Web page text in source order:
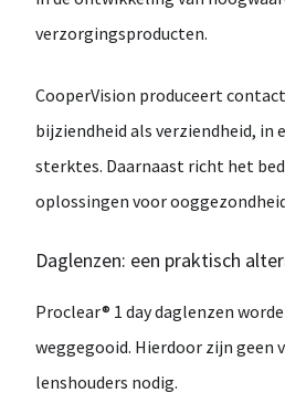
verzorgingsproducten.
CooperVision produceert
bijziendheid als verziendheid, in
sterktes. Daarnaast richt het
oplossingen voor
Daglenzen: een praktisch
Proclear® 1 daydaglenzen
weggegooid. Hierdoor zijn geen
lenshouders nodig.